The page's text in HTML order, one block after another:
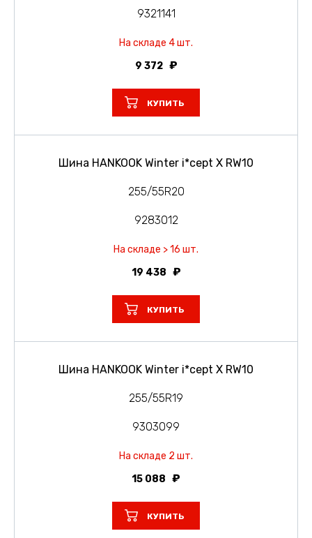
9321141
На складе 4 шт.
9 372
КУПИТЬ
Шина HANKOOK Winter i*cept X RW10
255/55R20
9283012
На складе > 16 шт.
19 438
КУПИТЬ
Шина HANKOOK Winter i*cept X RW10
255/55R19
9303099
На складе 2 шт.
15 088
КУПИТЬ